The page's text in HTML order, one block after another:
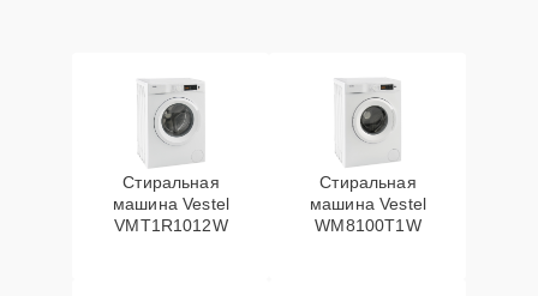
Стиральная
машина Vestel
VMT1R1012W
Стиральная
машина Vestel
WM8100T1W